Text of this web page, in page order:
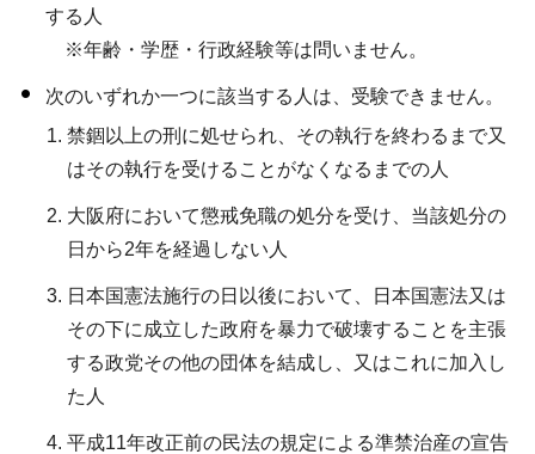
する人
※年齢・学歴・行政経験等は問いません。
次のいずれか一つに該当する人は、受験できません。
禁錮以上の刑に処せられ、その執行を終わるまで又
はその執行を受けることがなくなるまでの人
大阪府において懲戒免職の処分を受け、当該処分の
日から2年を経過しない人
日本国憲法施行の日以後において、日本国憲法又は
その下に成立した政府を暴力で破壊することを主張
する政党その他の団体を結成し、又はこれに加入し
た人
平成11年改正前の民法の規定による準禁治産の宣告